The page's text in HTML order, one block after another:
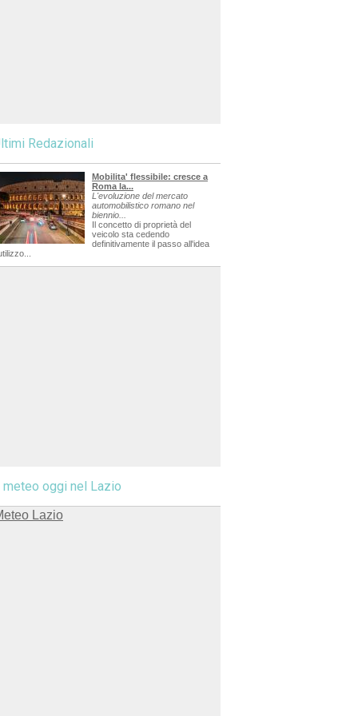
Redazionali
Mobilita' flessibile: cresce a
Roma la...
L'evoluzione del mercato
automobilistico romano nel
biennio...
Il concetto di proprietà del
veicolo sta cedendo
definitivamente il passo all'idea
meteo oggi nel Lazio